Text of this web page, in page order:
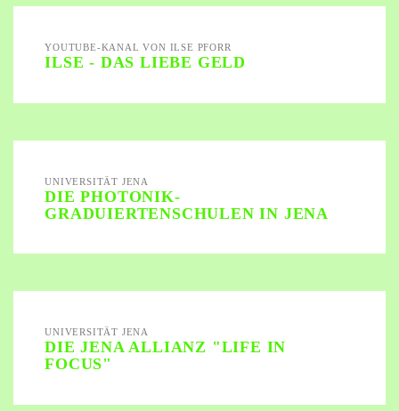
YOUTUBE-KANAL VON ILSE PFORR
ILSE - DAS LIEBE GELD
UNIVERSITÄT JENA
DIE PHOTONIK-
GRADUIERTENSCHULEN IN JENA
UNIVERSITÄT JENA
DIE JENA ALLIANZ "LIFE IN
FOCUS"